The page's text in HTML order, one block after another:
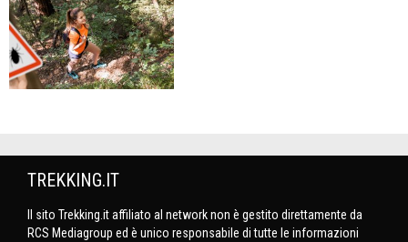
TREKKING.IT
Il sito Trekking.it affiliato al network non è gestito direttamente da
RCS Mediagroup ed è unico responsabile di tutte le informazioni